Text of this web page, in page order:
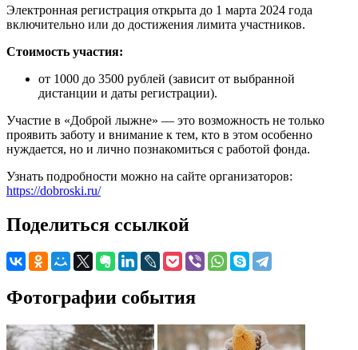
Электронная регистрация открыта до 1 марта 2024 года
включительно или до достижения лимита участников.
Стоимость участия:
от 1000 до 3500 рублей (зависит от выбранной
дистанции и даты регистрации).
Участие в «Доброй лыжне» — это возможность не только
проявить заботу и внимание к тем, кто в этом особенно
нуждается, но и лично познакомиться с работой фонда.
Узнать подробности можно на сайте организаторов:
https://dobroski.ru/
Поделиться ссылкой
Фотографии события